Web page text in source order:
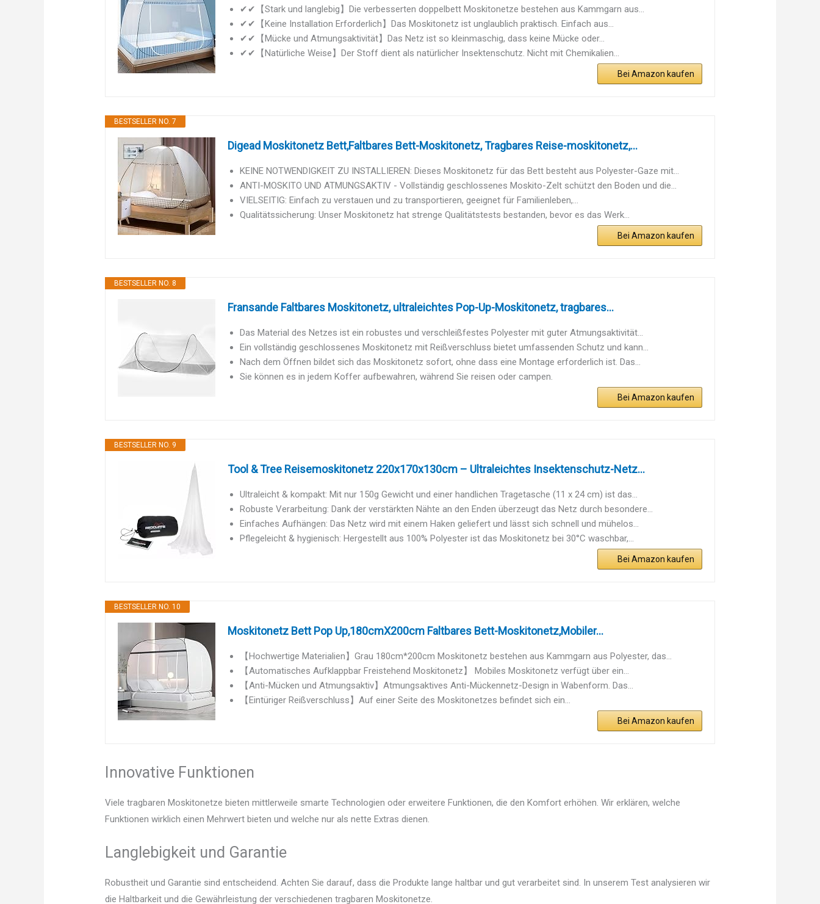
✔✔【Stark und langlebig】Die verbesserten doppelbett Moskitonetze bestehen aus Kammgarn aus...
✔✔【Keine Installation Erforderlich】Das Moskitonetz ist unglaublich praktisch. Einfach aus...
✔✔【Mücke und Atmungsaktivität】Das Netz ist so kleinmaschig, dass keine Mücke oder...
✔✔【Natürliche Weise】Der Stoff dient als natürlicher Insektenschutz. Nicht mit Chemikalien...
Bei Amazon kaufen
BESTSELLER NO. 7
Digead Moskitonetz Bett,Faltbares Bett-Moskitonetz, Tragbares Reise-moskitonetz,...
KEINE NOTWENDIGKEIT ZU INSTALLIEREN: Dieses Moskitonetz für das Bett besteht aus Polyester-Gaze mit...
ANTI-MOSKITO UND ATMUNGSAKTIV - Vollständig geschlossenes Moskito-Zelt schützt den Boden und die...
VIELSEITIG: Einfach zu verstauen und zu transportieren, geeignet für Familienleben,...
Qualitätssicherung: Unser Moskitonetz hat strenge Qualitätstests bestanden, bevor es das Werk...
Bei Amazon kaufen
BESTSELLER NO. 8
Fransande Faltbares Moskitonetz, ultraleichtes Pop-Up-Moskitonetz, tragbares...
Das Material des Netzes ist ein robustes und verschleißfestes Polyester mit guter Atmungsaktivität...
Ein vollständig geschlossenes Moskitonetz mit Reißverschluss bietet umfassenden Schutz und kann...
Nach dem Öffnen bildet sich das Moskitonetz sofort, ohne dass eine Montage erforderlich ist. Das...
Sie können es in jedem Koffer aufbewahren, während Sie reisen oder campen.
Bei Amazon kaufen
BESTSELLER NO. 9
Tool & Tree Reisemoskitonetz 220x170x130cm – Ultraleichtes Insektenschutz-Netz...
Ultraleicht & kompakt: Mit nur 150g Gewicht und einer handlichen Tragetasche (11 x 24 cm) ist das...
Robuste Verarbeitung: Dank der verstärkten Nähte an den Enden überzeugt das Netz durch besondere...
Einfaches Aufhängen: Das Netz wird mit einem Haken geliefert und lässt sich schnell und mühelos...
Pflegeleicht & hygienisch: Hergestellt aus 100% Polyester ist das Moskitonetz bei 30°C waschbar,...
Bei Amazon kaufen
BESTSELLER NO. 10
Moskitonetz Bett Pop Up,180cmX200cm Faltbares Bett-Moskitonetz,Mobiler...
【Hochwertige Materialien】Grau 180cm*200cm Moskitonetz bestehen aus Kammgarn aus Polyester, das...
【Automatisches Aufklappbar Freistehend Moskitonetz】 Mobiles Moskitonetz verfügt über ein...
【Anti-Mücken und Atmungsaktiv】Atmungsaktives Anti-Mückennetz-Design in Wabenform. Das...
【Eintüriger Reißverschluss】Auf einer Seite des Moskitonetzes befindet sich ein...
Bei Amazon kaufen
Innovative Funktionen
Viele tragbaren Moskitonetze bieten mittlerweile smarte Technologien oder erweitere Funktionen, die den Komfort erhöhen. Wir erklären, welche
Funktionen wirklich einen Mehrwert bieten und welche nur als nette Extras dienen.
Langlebigkeit und Garantie
Robustheit und Garantie sind entscheidend. Achten Sie darauf, dass die Produkte lange haltbar und gut verarbeitet sind. In unserem Test analysieren wir
die Haltbarkeit und die Gewährleistung der verschiedenen tragbaren Moskitonetze.